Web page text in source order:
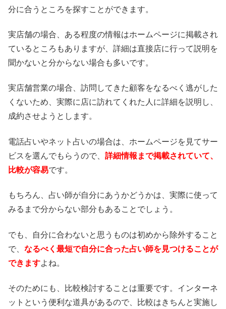
分に合うところを探すことができます。
実店舗の場合、ある程度の情報はホームページに掲載され
ているところもありますが、詳細は直接店に行って説明を
聞かないと分からない場合も多いです。
実店舗営業の場合、訪問してきた顧客をなるべく逃がした
くないため、実際に店に訪れてくれた人に詳細を説明し、
成約させようとします。
電話占いやネット占いの場合は、ホームページを見てサー
ビスを選んでもらうので、 詳細情報まで掲載されていて、
比較が容易です。
もちろん、占い師が自分にあうかどうかは、実際に使って
みるまで分からない部分もあることでしょう。
でも、自分に合わないと思うものは初めから除外すること
で、 なるべく最短で自分に合った占い師を見つけることが
できますよね。
そのためにも、比較検討することは重要です。インターネ
ットという便利な道具があるので、比較はきちんと実施し